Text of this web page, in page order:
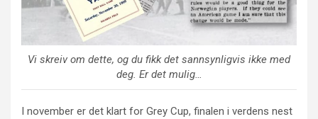
Vi skreiv om dette, og du fikk det sannsynligvis ikke med
deg. Er det mulig…
I november er det klart for Grey Cup, finalen i verdens nest